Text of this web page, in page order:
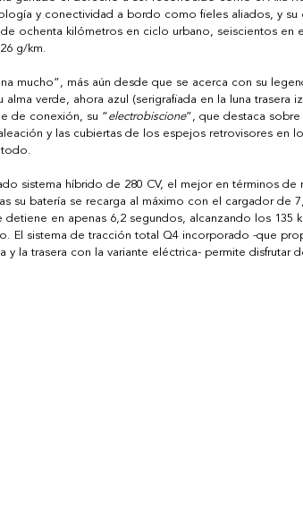
y conectividad a bordo como fieles aliados, y
ochenta kilómetros en ciclo urbano, seiscientos en
g/km.
mucho”, más aún desde que se acerca con su
alma verde, ahora azul (serigrafiada en la luna trasera
de conexión, su “ electrobiscione”, que destaca
y las cubiertas de los espejos retrovisores en
todo.
sistema híbrido de 280 CV, el mejor en términos de
su batería se recarga al máximo con el cargador de
detiene en apenas 6,2 segundos, alcanzando los
El sistema de tracción total Q4 incorporado -que
y la trasera con la variante eléctrica- permite disfrutar